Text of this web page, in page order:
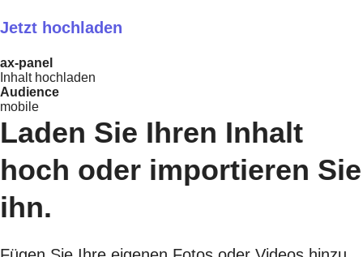
Jetzt hochladen
ax-panel
Inhalt hochladen
Audience
mobile
Laden Sie Ihren Inhalt
hoch oder importieren Sie
ihn.